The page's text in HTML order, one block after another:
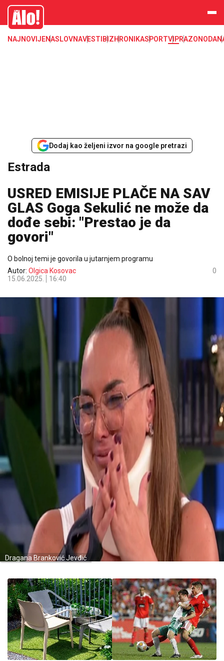
Estrada, poznati, VIP
Alo
NAJNOVIJENASLOVNAVESTI BIZHRONIKASPORTVIPRAZONODA
Dodaj kao željeni izvor na google pretrazi
Estrada
USRED EMISIJE PLAČE NA SAV
GLAS Goga Sekulić ne može da
dođe sebi: "Prestao je da
govori"
O bolnoj temi je govorila u jutarnjem programu
Autor: Olgica Kosovac
15.06.2025.
16:40
0
Dragana Branković Jevđić